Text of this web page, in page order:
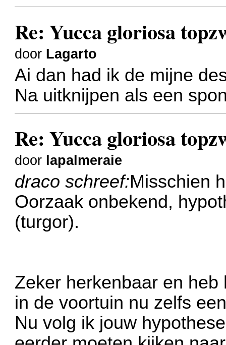
Re: Yucca gloriosa
door Lagarto
Ai dan had ik de mijne
Na uitknijpen als een
Re: Yucca gloriosa
door lapalmeraie
draco schreef:Misschien
Oorzaak onbekend,
(turgor).
Zeker herkenbaar en
in de voortuin nu zelfs
Nu volg ik jouw